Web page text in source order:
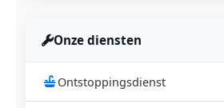
Onze diensten
Ontstoppingsdienst